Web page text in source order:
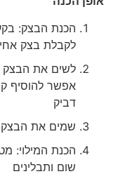
הכנת הבצק:
לקבלת בצק אחיד
לשים את הבצק
אפשר להוסיף
דביק
שמים את הבצק
הכנת המילוי:
שום ותבלינים